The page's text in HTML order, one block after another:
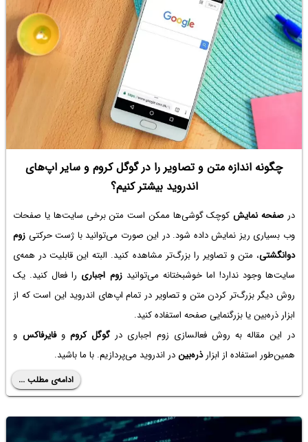
چگونه اندازه متن و تصاویر را در گوگل کروم و سایر اپ‌های
اندروید بیشتر کنیم؟
درصفحه نمایشکوچک گوشی‌ها ممکن است متن برخی سایت‌ها یا صفحات
وب بسیاری ریز نمایش داده شود. در این صورت می‌توانید با ژست حرکتی زوم
دوانگشتی، متن و تصاویر را بزرگ‌تر مشاهده کنید. البته این قابلیت در همه‌ی
سایت‌ها وجود ندارد! اما خوشبختانه می‌توانیدزوم اجباری را فعال کنید. یک
روش دیگر بزرگ‌تر کردن متن و تصاویر در تمام اپ‌های اندروید این است که از
ابزار ذره‌بین یا بزرگنمایی صفحه استفاده کنید.
در این مقاله به روش فعالسازی زوم اجباری درگوگل کروم وفایرفاکس و
همین‌طور استفاده از ابزارذره‌بیندر اندروید می‌پردازیم. با ما باشید.
ادامه‌ی مطلب ...